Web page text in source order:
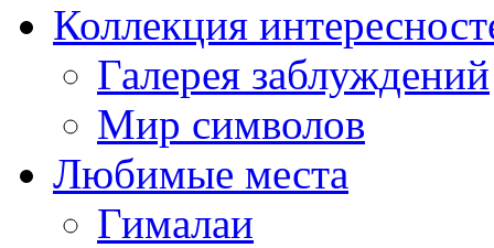
Коллекция
Галерея заблуждений
Мир символов
Любимые места
Гималаи